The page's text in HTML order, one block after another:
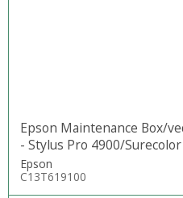
Epson Maintenance Box/
- Stylus Pro 4900/Surecolor
Epson
C13T619100